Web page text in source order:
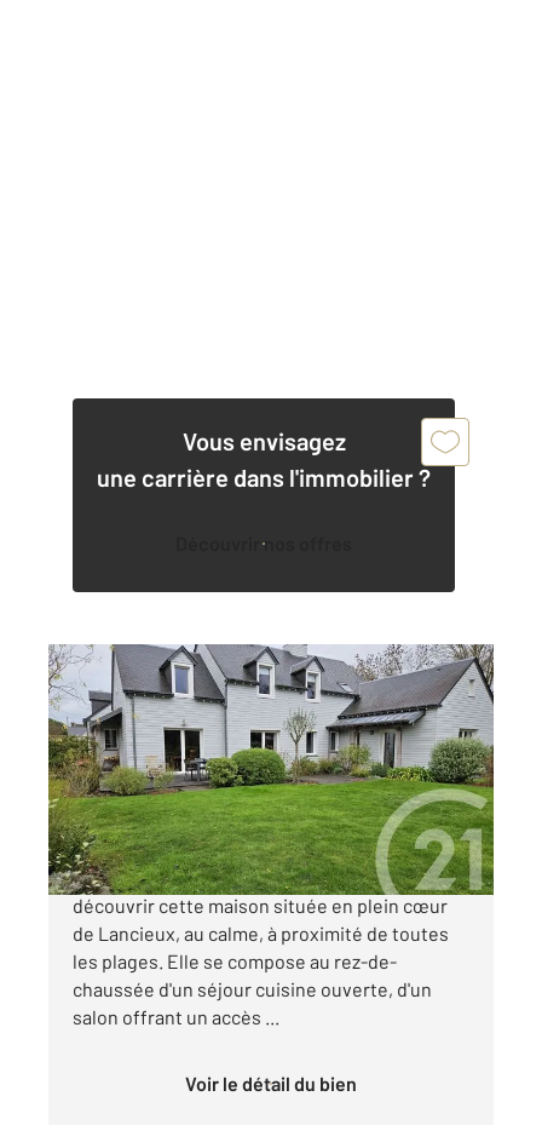
Vous envisagez
une carrière dans l'immobilier ?
Découvrir nos offres
LANCIEUX 22
227,42 m2, 7 pièces
Ref : 1798
Maison à vendre
1 508 000 €
CENTURY 21 Dufeil Invest vous propose de
découvrir cette maison située en plein cœur
de Lancieux, au calme, à proximité de toutes
les plages. Elle se compose au rez-de-
chaussée d'un séjour cuisine ouverte, d'un
salon offrant un accès ...
Voir le détail du bien